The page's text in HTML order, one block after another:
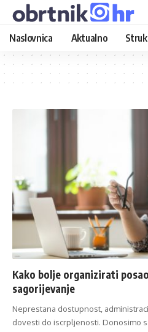
Naslovnica Aktualno
Kako bolje organizirati
sagorijevanje
Neprestana dostupnost,
dovesti do iscrpljenosti. Donosimo